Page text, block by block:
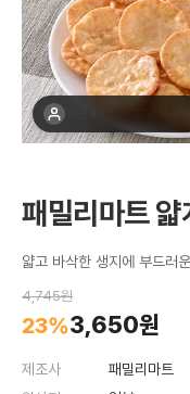
패밀리마트
4,745원
23%3,650원
제조사
패밀리마트